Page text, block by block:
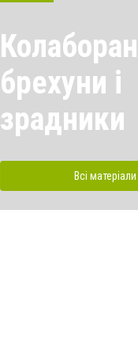
брехуни і
зрадники
Всі матеріали